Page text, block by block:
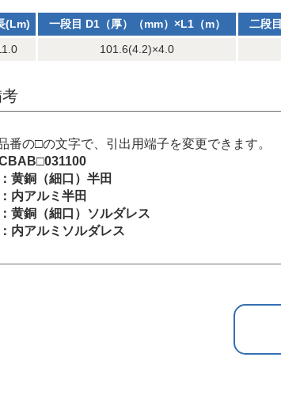
(Lm) 一段目 D1（厚）（mm）×L1（m） 二段
101.6(4.2)×4.0
番の□の文字で、引出用端子を変更できます。
黄銅（細口）半田
内アルミ半田
黄銅（細口）ソルダレス
内アルミソルダレス